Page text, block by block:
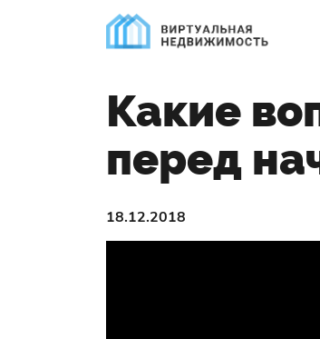
Какие
перед
18.12.2018